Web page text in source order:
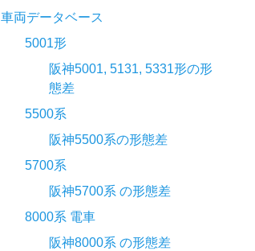
車両データベース
5001形
阪神5001, 5131, 5331形の形
態差
5500系
阪神5500系の形態差
5700系
阪神5700系 の形態差
8000系 電車
阪神8000系 の形態差